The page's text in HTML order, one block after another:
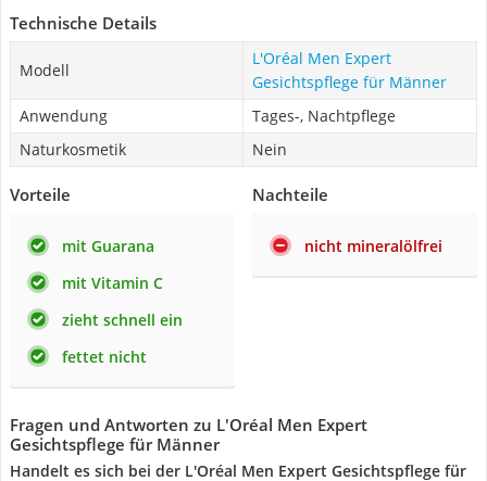
Technische Details
Modell
L'Oréal Men Expert
Gesichtspflege für Männer
Anwendung
Tages-, Nachtpflege
Naturkosmetik
Nein
Vorteile
mit Guarana
mit Vitamin C
zieht schnell ein
fettet nicht
Nachteile
nicht mineralölfrei
Fragen und Antworten zu L'Oréal Men Expert
Gesichtspflege für Männer
Handelt es sich bei der L'Oréal Men Expert Gesichtspflege für